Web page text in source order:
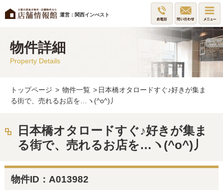
運営：関西インべスト
物件詳細
Property Details
トップページ > 物件一覧 > 日本橋オタロードすぐ♪好きが集ま
る街で、売れるお店を…ヽ(^o^)丿
日本橋オタロードすぐ♪好きが集ま
る街で、売れるお店を…ヽ(^o^)丿
物件ID：A013982